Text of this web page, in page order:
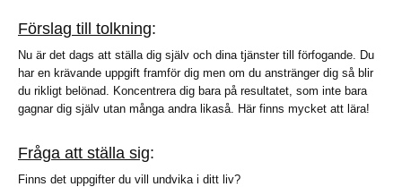
Förslag till tolkning:
Nu är det dags att ställa dig själv och dina tjänster till förfogande. Du
har en krävande uppgift framför dig men om du anstränger dig så blir
du rikligt belönad. Koncentrera dig bara på resultatet, som inte bara
gagnar dig själv utan många andra likaså. Här finns mycket att lära!
Fråga att ställa sig:
Finns det uppgifter du vill undvika i ditt liv?